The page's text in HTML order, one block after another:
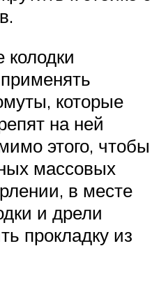
колодки
которые
на ней
этого, чтобы
массовых
в месте
и дрели
прокладку из